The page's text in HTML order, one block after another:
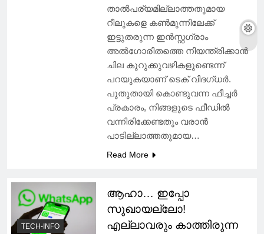
താല്‍പര്യമില്ലാത്തതുമായ
റീലുകളെ കണ്‍മുന്നിലേക്ക്
ഇട്ടുതരുന്ന ഇന്‍സ്റ്റഗ്രാം
അല്‍ഗോരിതത്തെ നിയന്ത്രിക്കാന്‍
ചില കുറുക്കുവഴികളുണ്ടെന്ന്
പറയുകയാണ് ടെക് വിദഗ്ധര്‍.
പുതുതായി കൊണ്ടുവന്ന ഫീച്ചര്‍
പ്രകാരം, നിങ്ങളുടെ ഫീഡില്‍
വന്നിരിക്കേണ്ടതും വരാന്‍
പാടില്ലാത്തതുമായ…
Read More
TECH-INFO
ആഹാ… ഇപ്പോ
സുഖായല്ലോ!
എല്ലാവരും കാത്തിരുന്ന